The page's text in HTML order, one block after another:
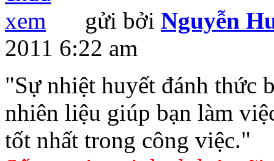
gửi bởi Nguyễn
2011 6:22 am
"Sự nhiệt huyết đánh thức
nhiên liệu giúp bạn làm
tốt nhất trong công việc."